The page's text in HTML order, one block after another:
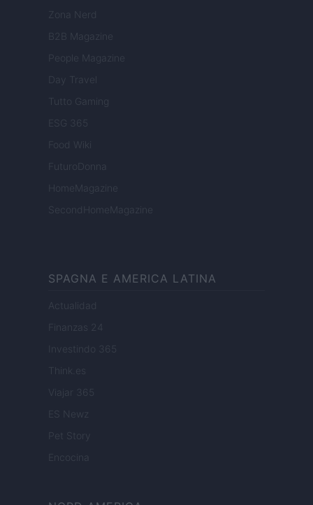
Zona Nerd
B2B Magazine
People Magazine
Day Travel
Tutto Gaming
ESG 365
Food Wiki
FuturoDonna
HomeMagazine
SecondHomeMagazine
SPAGNA E AMERICA LATINA
Actualidad
Finanzas 24
Investindo 365
Think.es
Viajar 365
ES Newz
Pet Story
Encocina